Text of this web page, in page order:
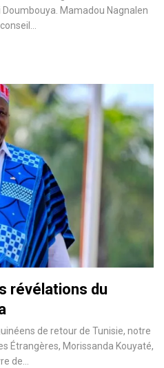
Mamadou Nagnalen
révélations du
de retour de Tunisie, notre
Étrangères, Morissanda Kouyaté,
de…